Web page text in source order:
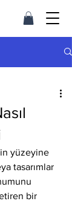
yüzeyine
tasarımlar
bir